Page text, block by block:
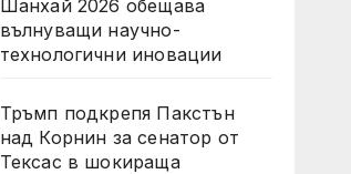
Шанхай 2026 обещава
вълнуващи научно-
технологични иновации
Тръмп подкрепя Пакстън
над Корнин за сенатор от
Тексас в шокираща